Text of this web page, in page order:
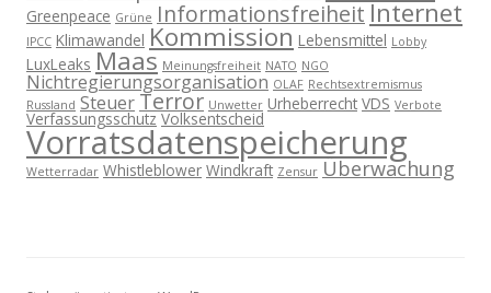
Greenpeace Grüne InformationsfreiheitInternet
IPCC Klimawandel Kommission Lebensmittel Lobby
LuxLeaks Maas Meinungsfreiheit NATO NGO
Nichtregierungsorganisation OLAF Rechtsextremismus
Russland SteuerTerror Unwetter Urheberrecht VDS Verbote
Verfassungsschutz Volksentscheid
Vorratsdatenspeicherung
Wetterradar Whistleblower Windkraft Zensur Überwachung